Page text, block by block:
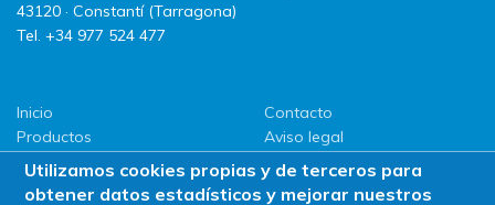
43120 · Constantí (Tarragona)
Tel. +34 977 524 477
Inicio
Productos
LLG
Promociones
Contacto
Aviso legal
Política de privacidad
Política de Cookies
Utilizamos cookies propias y de terceros para
obtener datos estadísticos y mejorar nuestros